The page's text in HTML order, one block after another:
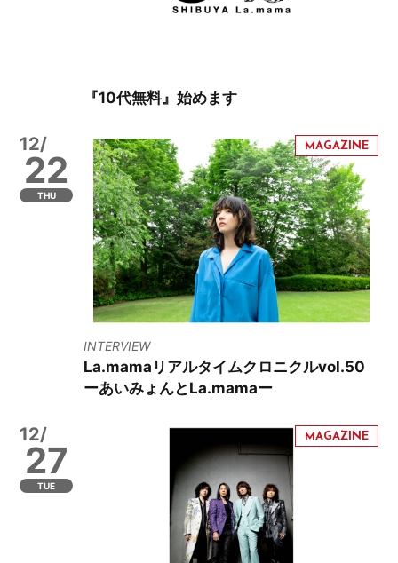
『10代無料』始めます
12/
22
THU
INTERVIEW
La.mamaリアルタイムクロニクルvol.50
ーあいみょんとLa.mamaー
12/
27
TUE